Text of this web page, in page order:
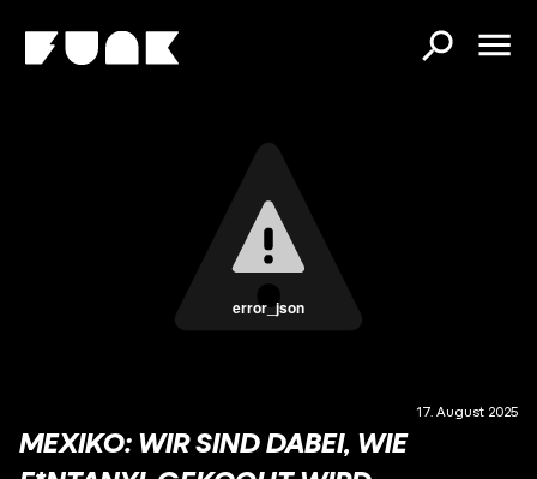
error_json
17. August 2025
MEXIKO: WIR SIND DABEI, WIE